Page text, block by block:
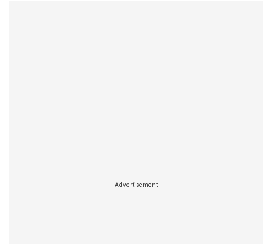
Advertisement